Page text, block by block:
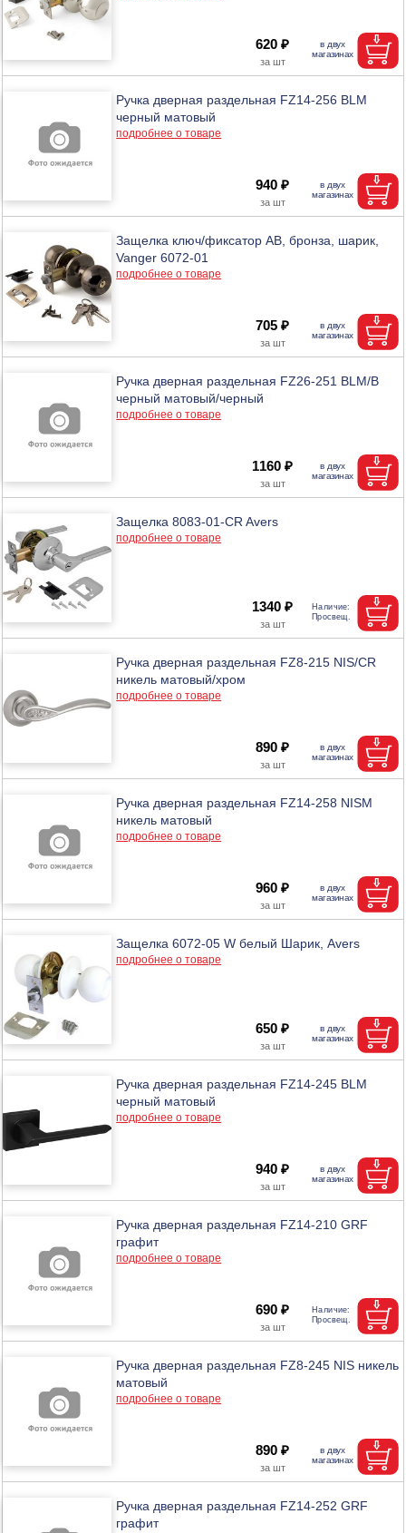
620 ₽
Ручка дверная раздельная FZ14-256 BLM
черный матовый
подробнее о товаре
940 ₽
Защелка ключ/фиксатор АВ, бронза, шарик,
Vanger 6072-01
подробнее о товаре
705 ₽
Ручка дверная раздельная FZ26-251 BLM/B
черный матовый/черный
подробнее о товаре
1160 ₽
Защелка 8083-01-CR Avers
подробнее о товаре
1340 ₽
Ручка дверная раздельная FZ8-215 NIS/CR
никель матовый/хром
подробнее о товаре
890 ₽
Ручка дверная раздельная FZ14-258 NISM
никель матовый
подробнее о товаре
960 ₽
Защелка 6072-05 W белый Шарик, Avers
подробнее о товаре
650 ₽
Ручка дверная раздельная FZ14-245 BLM
черный матовый
подробнее о товаре
940 ₽
Ручка дверная раздельная FZ14-210 GRF
графит
подробнее о товаре
690 ₽
Ручка дверная раздельная FZ8-245 NIS никель
матовый
подробнее о товаре
890 ₽
Ручка дверная раздельная FZ14-252 GRF
графит